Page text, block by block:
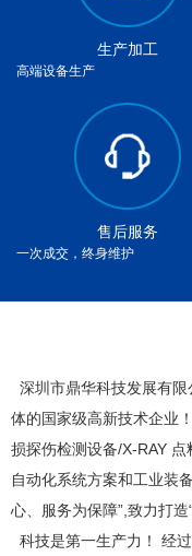
生产加工
高端设备生产
售后服务
一次成交，终身维护
深圳市鼎华科技发展有
体的国家级高新技术企业
损探伤检测设备/X-RAY
自动化系统方案和工业装
心、服务为保障”,致力打
科技是第一生产力！ 经